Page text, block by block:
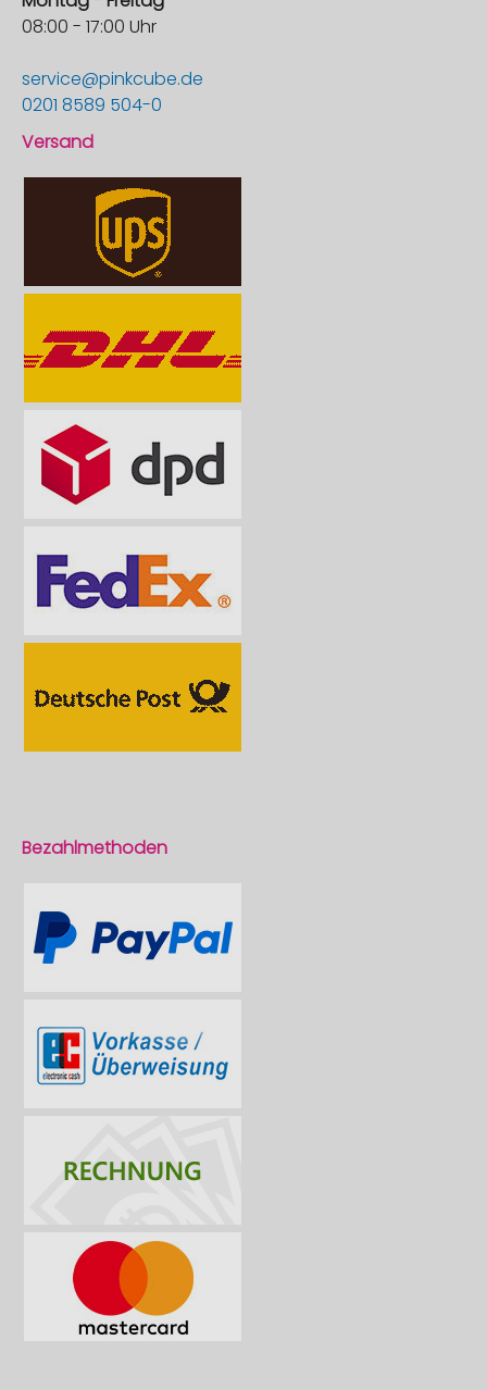
08:00 - 17:00 Uhr
service@pinkcube.de
0201 8589 504-0
Versand
Bezahlmethoden